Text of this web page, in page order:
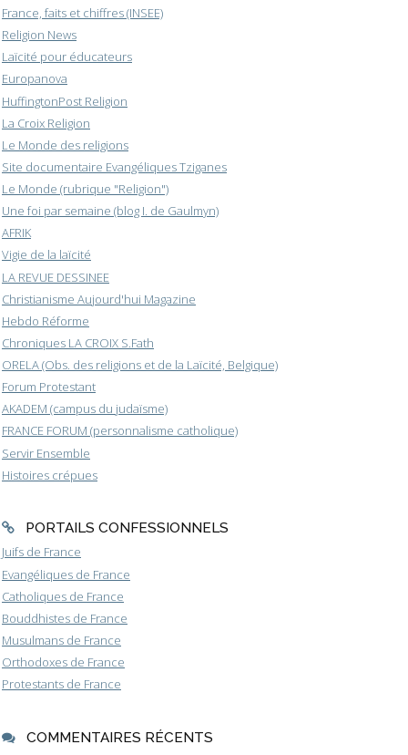
France, faits et chiffres (INSEE)
Religion News
Laïcité pour éducateurs
Europanova
HuffingtonPost Religion
La Croix Religion
Le Monde des religions
Site documentaire Evangéliques Tziganes
Le Monde (rubrique "Religion")
Une foi par semaine (blog I. de Gaulmyn)
AFRIK
Vigie de la laïcité
LA REVUE DESSINEE
Christianisme Aujourd'hui Magazine
Hebdo Réforme
Chroniques LA CROIX S.Fath
ORELA (Obs. des religions et de la Laïcité, Belgique)
Forum Protestant
AKADEM (campus du judaïsme)
FRANCE FORUM (personnalisme catholique)
Servir Ensemble
Histoires crépues
PORTAILS CONFESSIONNELS
Juifs de France
Evangéliques de France
Catholiques de France
Bouddhistes de France
Musulmans de France
Orthodoxes de France
Protestants de France
COMMENTAIRES RÉCENTS